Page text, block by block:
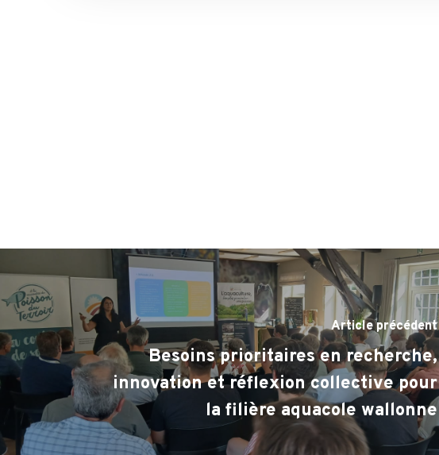
Article précédent
Besoins prioritaires en recherche,
innovation et réflexion collective pour
la filière aquacole wallonne